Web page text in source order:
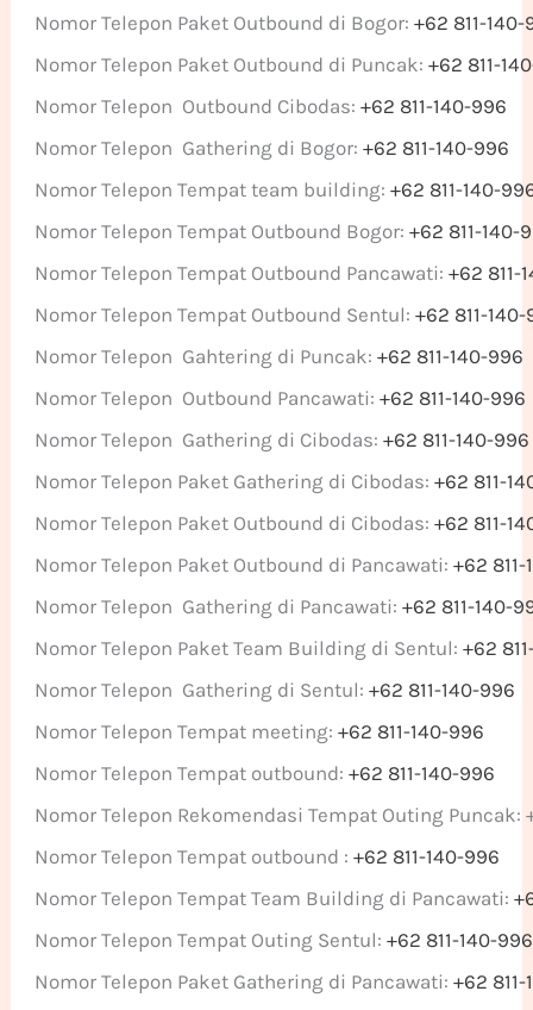
Nomor Telepon Paket Outbound di Bogor:+62 811-
Nomor Telepon Paket Outbound di Puncak:+62 811-
Nomor Telepon Outbound Cibodas:+62 811-140-996
Nomor Telepon Gathering di Bogor:+62 811-140-996
Nomor Telepon Tempat team building: +62 811-140-
Nomor Telepon Tempat Outbound Bogor:+62 811-140-
Nomor Telepon Tempat Outbound Pancawati:+62 811-
Nomor Telepon Tempat Outbound Sentul:+62 811-
Nomor Telepon Gahtering di Puncak:+62 811-140-996
Nomor Telepon Outbound Pancawati:+62 811-140-996
Nomor Telepon Gathering di Cibodas:+62 811-140-996
Nomor Telepon Paket Gathering di Cibodas:+62 811-
Nomor Telepon Paket Outbound di Cibodas:+62 811-
Nomor Telepon Paket Outbound di Pancawati:+62
Nomor Telepon Gathering di Pancawati:+62 811-140-
Nomor Telepon Paket Team Building di Sentul:+62
Nomor Telepon Gathering di Sentul:+62 811-140-996
Nomor Telepon Tempat meeting:+62 811-140-996
Nomor Telepon Tempat outbound:+62 811-140-996
Nomor Telepon Rekomendasi Tempat Outing Puncak:
Nomor Telepon Tempat outbound :+62 811-140-996
Nomor Telepon Tempat Team Building di Pancawati:
Nomor Telepon Tempat Outing Sentul:+62 811-140-996
Nomor Telepon Paket Gathering di Pancawati:+62